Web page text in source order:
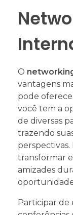
O
vantagens
pode
você tem a
de diversas
trazendo
perspectivas.
transformar
amizades
Participar de